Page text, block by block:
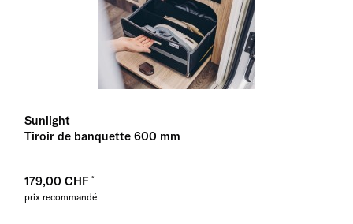
Sunlight
Tiroir de banquette 600 mm
179,00 CHF
prix recommandé